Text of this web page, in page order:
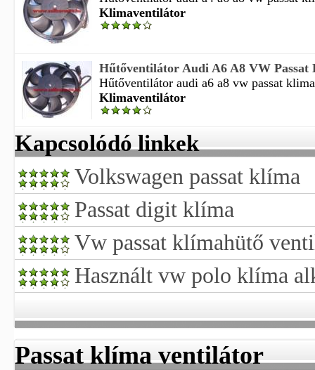
Klimaventilátor
Hűtőventilátor Audi A6 A8 VW
Hűtőventilátor audi a6 a8 vw passat
Klimaventilátor
Kapcsolódó linkek
Volkswagen passat klíma
Passat digit klíma
Vw passat klímahütő
Használt vw polo klíma
Passat klíma ventilátor